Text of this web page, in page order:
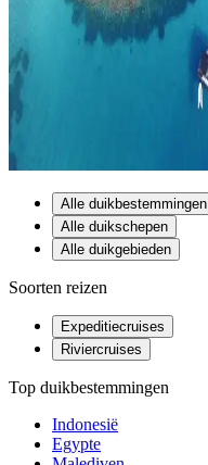
Alle duikbestemmingen
Alle duikschepen
Alle duikgebieden
Soorten reizen
Expeditiecruises
Riviercruises
Top duikbestemmingen
Indonesië
Egypte